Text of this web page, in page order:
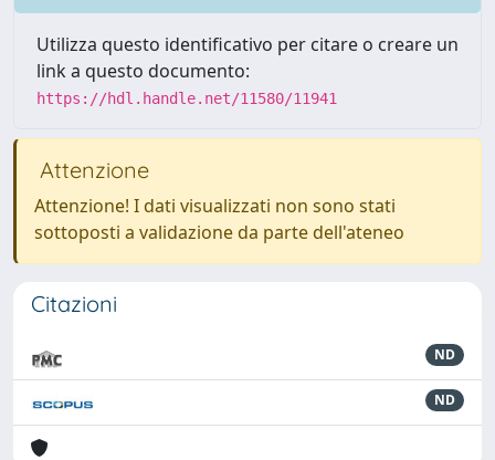
Utilizza questo identificativo per citare o creare un
link a questo documento:
https://hdl.handle.net/11580/11941
Attenzione
Attenzione! I dati visualizzati non sono stati
sottoposti a validazione da parte dell'ateneo
Citazioni
ND
ND